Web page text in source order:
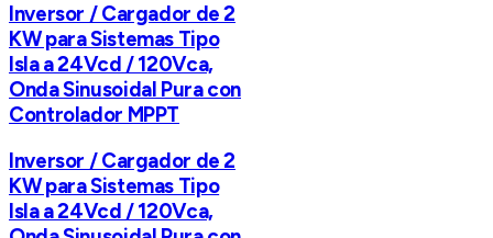
Inversor / Cargador de 2
KW para Sistemas Tipo
Isla a 24Vcd / 120Vca,
Onda Sinusoidal Pura con
Controlador MPPT
Inversor / Cargador de 2
KW para Sistemas Tipo
Isla a 24Vcd / 120Vca,